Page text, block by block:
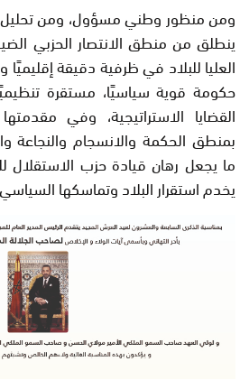
ومن منظور وطني مسؤول، ومن تحليل
ينطلق من منطق الانتصار الحزبي
العليا للبلاد في ظرفية دقيقة
حكومة قوية سياسيًا، مستقرة
القضايا الاستراتيجية، وفي
بمنطق الحكمة والانسجام والنجاعة
ما يجعل رهان قيادة حزب الاستقلال
يخدم استقرار البلاد وتماسكها